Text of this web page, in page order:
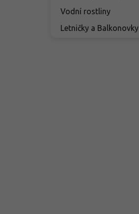
Vodní rostliny
Letničky a Balkonovky